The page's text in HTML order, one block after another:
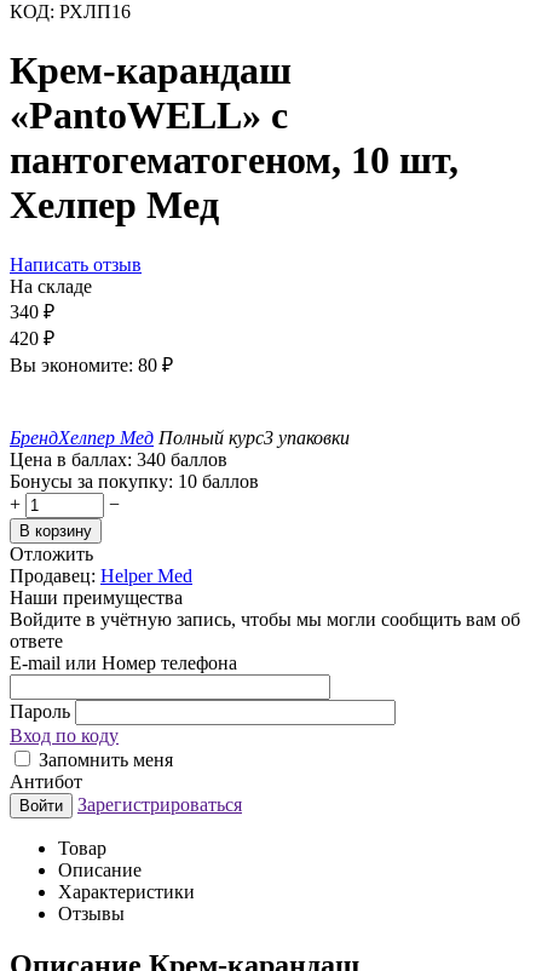
КОД: РХЛП16
Крем-карандаш
«PantoWELL» с
пантогематогеном, 10 шт,
Хелпер Мед
Написать отзыв
На складе
340 ₽
420 ₽
Вы экономите: 80 ₽
БрендХелпер Мед Полный курс3 упаковки
Цена в баллах: 340 баллов
Бонусы за покупку: 10 баллов
+
−
В корзину
Отложить
Продавец: Helper Med
Наши преимущества
Войдите в учётную запись, чтобы мы могли сообщить вам об
ответе
E-mail или Номер телефона
Пароль
Вход по коду
Запомнить меня
Антибот
Войти Зарегистрироваться
Товар
Описание
Характеристики
Отзывы
Описание Крем-карандаш